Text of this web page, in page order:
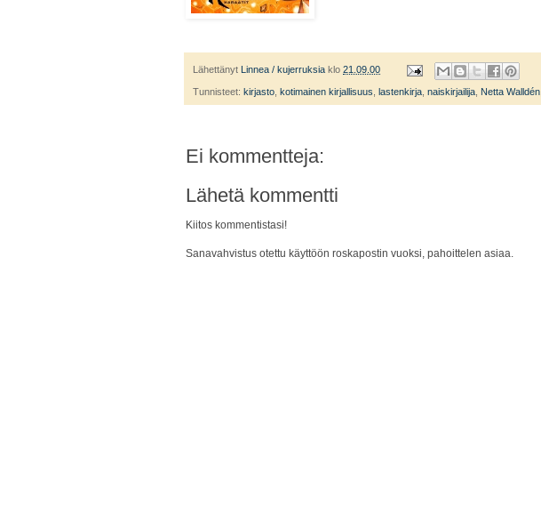
Lähettänyt Linnea / kujerruksia klo 21.09.00
Tunnisteet: kirjasto kotimainen kirjallisuus lastenkirja naiskirjailija Netta Walldén
Ei kommentteja:
Lähetä kommentti
Kiitos kommentistasi!
Sanavahvistus otettu käyttöön roskapostin vuoksi, pahoittelen asiaa.